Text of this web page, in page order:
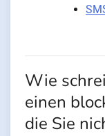
Wie
einen
die Sie